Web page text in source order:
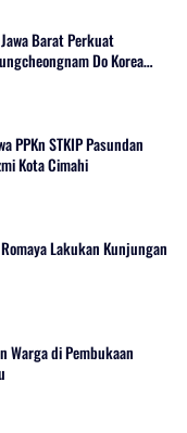
Barat Perkuat
Do Korea
PPKn STKIP Pasundan
Kota Cimahi
Lakukan Kunjungan
Warga di Pembukaan